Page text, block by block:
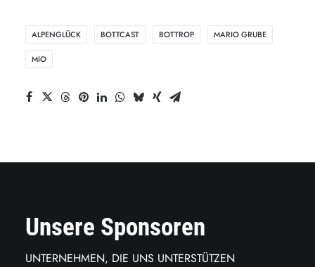
ALPENGLÜCK BOTTCAST BOTTROP MARIO GRUBE
MIO
Unsere Sponsoren
UNTERNEHMEN, DIE UNS UNTERSTÜTZEN